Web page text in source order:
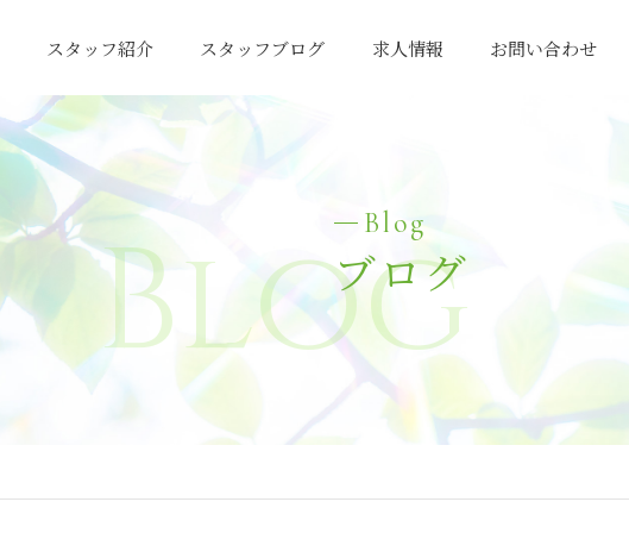
スタッフ紹介 スタッフブログ 求人情報 お問い合わせ
Blog
ブログ
Blog